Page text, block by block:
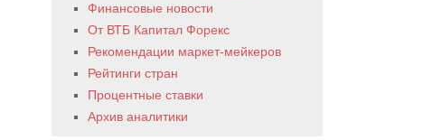
Финансовые новости
От ВТБ Капитал Форекс
Рекомендации маркет-мейкеров
Рейтинги стран
Процентные ставки
Архив аналитики